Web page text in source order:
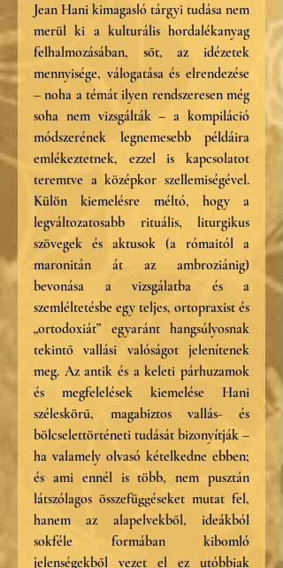
Jean Hani kimagasló tárgyi tudása nem
merül ki a kulturális hordalékanyag
felhalmozásában, sőt, az idézetek
mennyisége, válogatása és elrendezése
– noha a témát ilyen rendszeresen még
soha nem vizsgálták – a kompiláció
módszerének legnemesebb példáira
emlékeztetnek, ezzel is kapcsolatot
teremtve a középkor szellemiségével.
Külön kiemelésre méltó, hogy a
legváltozatosabb rituális, liturgikus
szövegek és aktusok (a rómaitól a
maronitán át az ambroziánig)
bevonása a vizsgálatba és a
szemléltetésbe egy teljes, ortopraxist és
„ortodoxiát” egyaránt hangsúlyosnak
tekintő vallási valóságot jelenítenek
meg. Az antik és a keleti párhuzamok
és megfelelések kiemelése Hani
széleskörű, magabiztos vallás- és
bölcselettörténeti tudását bizonyítják –
ha valamely olvasó kételkedne ebben;
és ami ennél is több, nem pusztán
látszólagos összefüggéseket mutat fel,
hanem az alapelvekből, ideákból
sokféle formában kibomló
jelenségekből vezet el ez utóbbiak